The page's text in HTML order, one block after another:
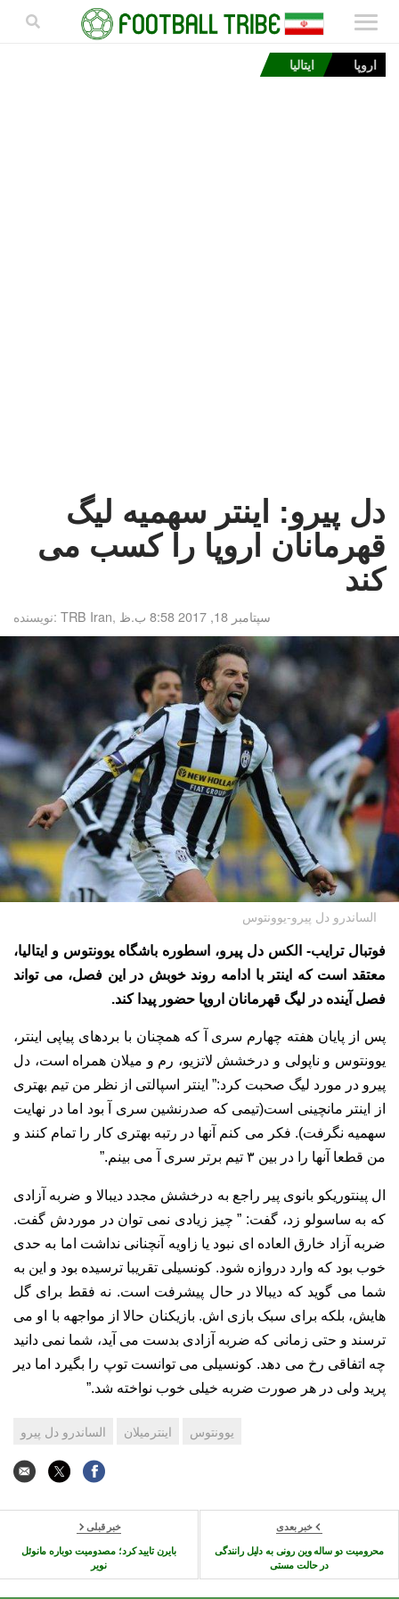
اروپا ایتالیا
دل پیرو: اینتر سهمیه لیگ
قهرمانان اروپا را کسب می
کند
نویسنده:TRB Iran, سپتامبر 18, 2017 8:58 ب.ظ
الساندرو دل پیرو-یوونتوس
فوتبال ترایب- الکس دل پیرو، اسطوره باشگاه یوونتوس و ایتالیا،
معتقد است که اینتر با ادامه روند خوبش در این فصل، می تواند
فصل آینده در لیگ قهرمانان اروپا حضور پیدا کند.
پس از پایان هفته چهارم سری آ که همچنان با بردهای پیاپی اینتر،
یوونتوس و ناپولی و درخشش لاتزیو، رم و میلان همراه است، دل
پیرو در مورد لیگ صحبت کرد:” اینتر اسپالتی از نظر من تیم بهتری
از اینتر مانچینی است(تیمی که صدرنشین سری آ بود اما در نهایت
سهمیه نگرفت). فکر می کنم آنها در رتبه بهتری کار را تمام کنند و
من قطعا آنها را در بین ۳ تیم برتر سری آ می بینم.”
ال پینتوریکو بانوی پیر راجع به درخشش مجدد دیبالا و ضربه آزادی
که به ساسولو زد، گفت: ” چیز زیادی نمی توان در موردش گفت.
ضربه آزاد خارق العاده ای نبود یا زاویه آنچنانی نداشت اما به حدی
خوب بود که وارد دروازه شود. کونسیلی تقریبا ترسیده بود و این به
شما می گوید که دیبالا در حال پیشرفت است. نه فقط برای گل
هایش، بلکه برای سبک بازی اش. بازیکنان حالا از مواجهه با او می
ترسند و حتی زمانی که ضربه آزادی بدست می آید، شما نمی دانید
چه اتفاقی رخ می دهد. کونسیلی می توانست توپ را بگیرد اما دیر
پرید ولی در هر صورت ضربه خیلی خوب نواخته شد.”
یوونتوس اینترمیلان الساندرو دل پیرو
خبر بعدی
محرومیت دو ساله وین رونی به دلیل رانندگی
در حالت مستی
خبر قبلی
بایرن تایید کرد؛ مصدومیت دوباره مانوئل
نویر